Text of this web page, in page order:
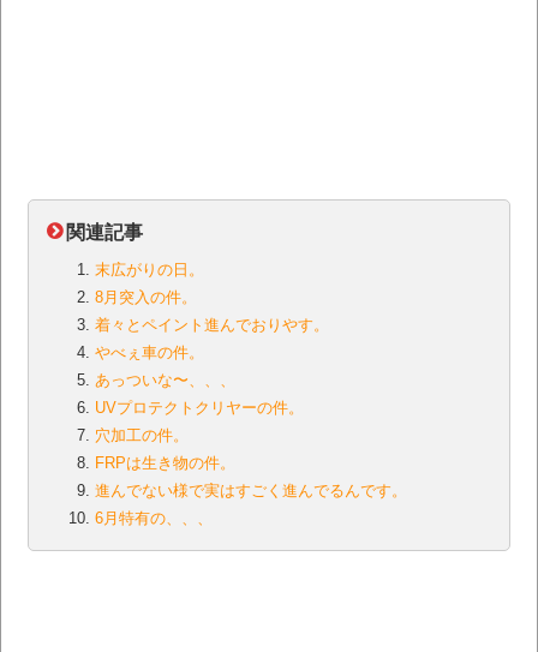
関連記事
末広がりの日。
8月突入の件。
着々とペイント進んでおりやす。
やべぇ車の件。
あっついな〜、、、
UVプロテクトクリヤーの件。
穴加工の件。
FRPは生き物の件。
進んでない様で実はすごく進んでるんです。
6月特有の、、、